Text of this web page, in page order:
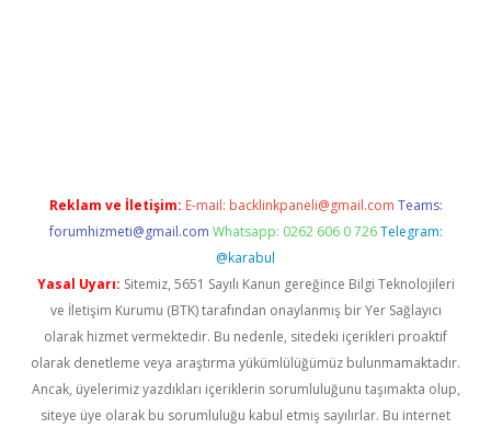
Reklam ve İletişim: E-mail: backlinkpaneli@gmail.com Teams:
forumhizmeti@gmail.com Whatsapp: 0262 606 0 726 Telegram:
@karabul
Yasal Uyarı: Sitemiz, 5651 Sayılı Kanun gereğince Bilgi Teknolojileri
ve İletişim Kurumu (BTK) tarafından onaylanmış bir Yer Sağlayıcı
olarak hizmet vermektedir. Bu nedenle, sitedeki içerikleri proaktif
olarak denetleme veya araştırma yükümlülüğümüz bulunmamaktadır.
Ancak, üyelerimiz yazdıkları içeriklerin sorumluluğunu taşımakta olup,
siteye üye olarak bu sorumluluğu kabul etmiş sayılırlar. Bu internet